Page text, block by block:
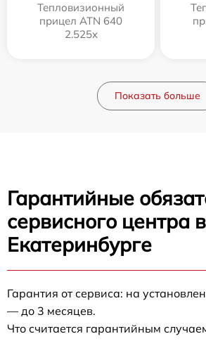
Тепловизионный
прицел ATN 640
2.525x
Показать больше
Гарантийные
сервисного центра в
Екатеринбурге
Гарантия от сервиса: на
— до 3 месяцев.
Что считается гарантийным